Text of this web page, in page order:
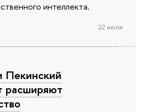
интеллекта.
22 июля
расширяют